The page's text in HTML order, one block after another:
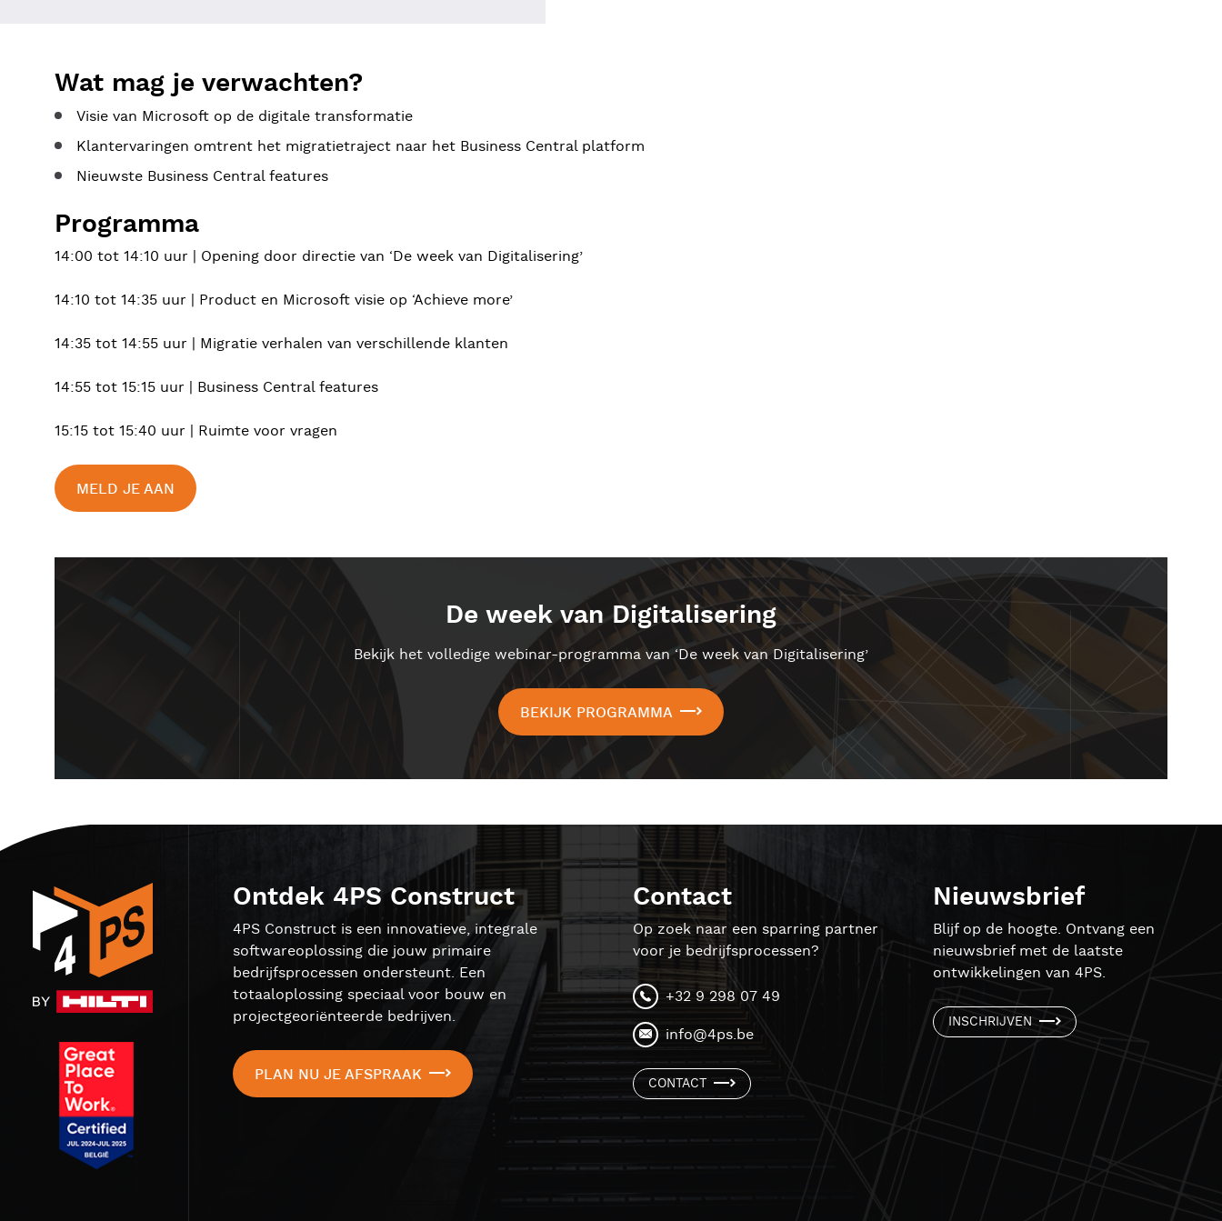
Wat mag je verwachten?
Visie van Microsoft op de digitale transformatie
Klantervaringen omtrent het migratietraject naar het Business Central platform
Nieuwste Business Central features
Programma
14:00 tot 14:10 uur | Opening door directie van ‘De week van Digitalisering’
14:10 tot 14:35 uur | Product en Microsoft visie op ‘Achieve more’
14:35 tot 14:55 uur | Migratie verhalen van verschillende klanten
14:55 tot 15:15 uur | Business Central features
15:15 tot 15:40 uur | Ruimte voor vragen
MELD JE AAN
De week van Digitalisering
Bekijk het volledige webinar-programma van ‘De week van Digitalisering’
BEKIJK PROGRAMMA
Ontdek 4PS Construct
4PS Construct is een innovatieve, integrale
softwareoplossing die jouw primaire
bedrijfsprocessen ondersteunt. Een
totaaloplossing speciaal voor bouw en
projectgeoriënteerde bedrijven.
PLAN NU JE AFSPRAAK
Contact
Op zoek naar een sparring partner
voor je bedrijfsprocessen?
+32 9 298 07 49
info@4ps.be
CONTACT
Nieuwsbrief
Blijf op de hoogte. Ontvang een
nieuwsbrief met de laatste
ontwikkelingen van 4PS.
INSCHRIJVEN